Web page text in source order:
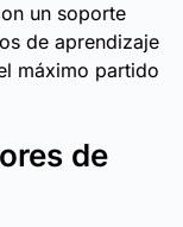
un soporte
de aprendizaje
máximo partido
de